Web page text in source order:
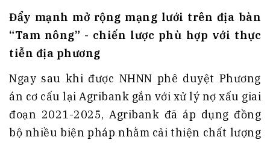
Đẩy mạnh mở rộng mạng lưới trên địa bàn
“Tam nông” - chiến lược phù hợp với thực
tiễn địa phương
Ngay sau khi được NHNN phê duyệt Phương
án cơ cấu lại Agribank gắn với xử lý nợ xấu giai
đoạn 2021-2025, Agribank đã áp dụng đồng
bộ nhiều biện pháp nhằm cải thiện chất lượng